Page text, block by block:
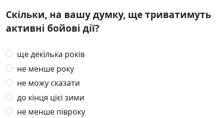
Скільки, на вашу думку, ще триватимуть
активні бойові дії?
ще декілька років
не менше року
не можу сказати
до кінця цієї зими
не менше півроку